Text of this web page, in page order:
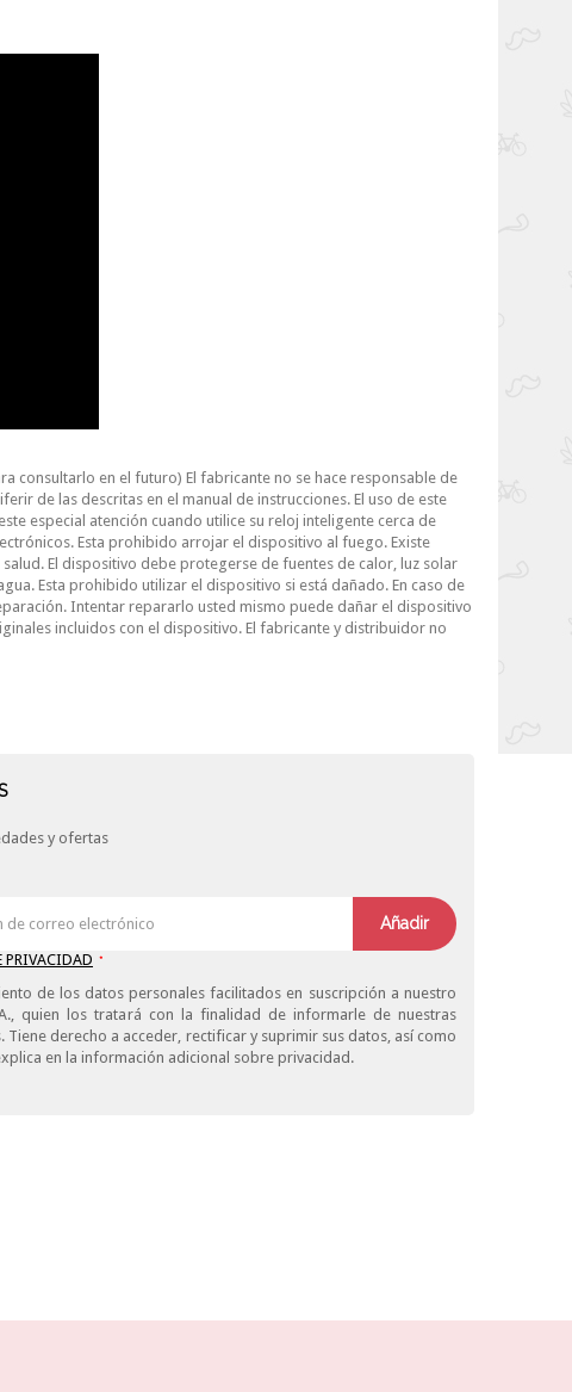
consultarlo en el futuro) El fabricante no se hace responsable de
de las descritas en el manual de instrucciones. El uso de este
especial atención cuando utilice su reloj inteligente cerca de
Esta prohibido arrojar el dispositivo al fuego. Existe
El dispositivo debe protegerse de fuentes de calor, luz solar
Esta prohibido utilizar el dispositivo si está dañado. En caso de
Intentar repararlo usted mismo puede dañar el dispositivo
incluidos con el dispositivo. El fabricante y distribuidor no
y ofertas
Añadir
PRIVACIDAD *
de los datos personales facilitados en suscripción a nuestro
quien los tratará con la finalidad de informarle de nuestras
derecho a acceder, rectificar y suprimir sus datos, así como
en la información adicional sobre privacidad.